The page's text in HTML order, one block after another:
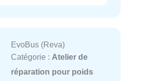
EvoBus (Reva)
Catégorie : Atelier de
réparation pour poids